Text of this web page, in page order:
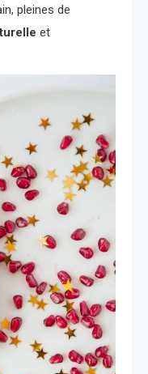
pleines de
et